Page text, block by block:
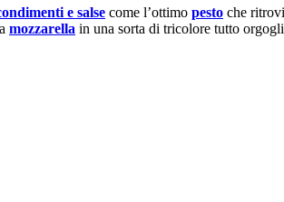
e salse come l’ottimo pesto che
mozzarella in una sorta di tricolore tutto